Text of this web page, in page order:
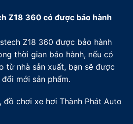
Z18 360 có được bảo hành
Z18 360 được bảo hành
thời gian bảo hành, nếu có
từ nhà sản xuất, bạn sẽ được
mới sản phẩm.